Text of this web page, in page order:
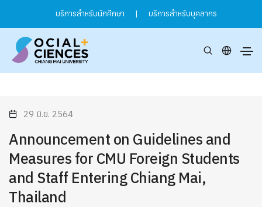
บริการสำหรับนักศึกษา | บริการสำหรับบุคลากร
29 มิ.ย. 2564
Announcement on Guidelines and
Measures for CMU Foreign Students
and Staff Entering Chiang Mai,
Thailand